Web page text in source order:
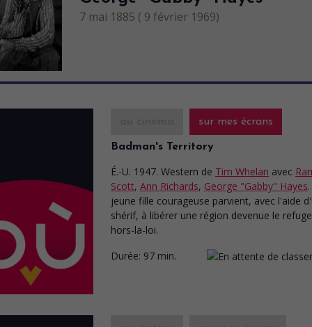
7 mai 1885 ( 9 février 1969)
sur mes écrans
Badman's Territory
É.-U. 1947. Western de Tim Whelan avec
Scott, Ann Richards, George "Gabby" Hayes
jeune fille courageuse parvient, avec l'aide
shérif, à libérer une région devenue le
hors-la-loi.
Durée: 97 min.